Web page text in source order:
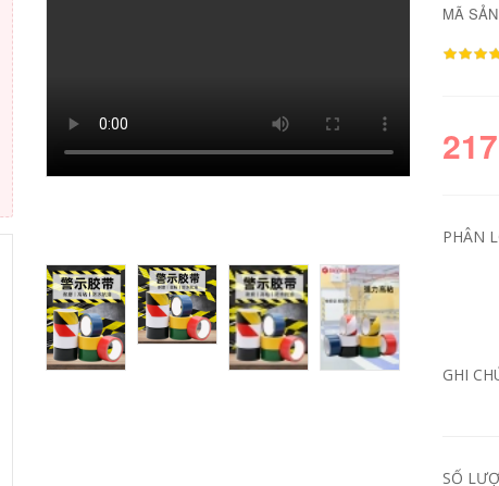
美 纸 保护 保护 喷 喷
喷 漆 喷 纸 漆 喷 喷
纸 纸 漆 纸 纸 漆
băng dính giấy che
sơn
Băng che mặt
Jinghua trang trí nội
thất tách màu liền
mạch băng che đồ
nội thất phun sơn
được tùy chỉnh băng
băng keo dán giấy
MÃ
PHÂN
GHI
SỐ